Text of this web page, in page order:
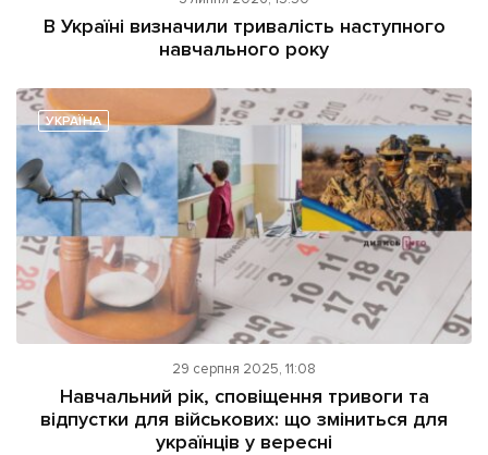
Картки
Репортаж
Розслідування
Погляди
Ініціативи
Лонгріди
Прес-релізи
Фото/Відео
Made in Lviv
Зв'язатися з нами
Реклама на сайті
Політика конфіденційності
В Україні визначили тривалість наступного
навчального року
УКРАЇНА
29 серпня 2025, 11:08
Навчальний рік, сповіщення тривоги та
відпустки для військових: що зміниться для
українців у вересні